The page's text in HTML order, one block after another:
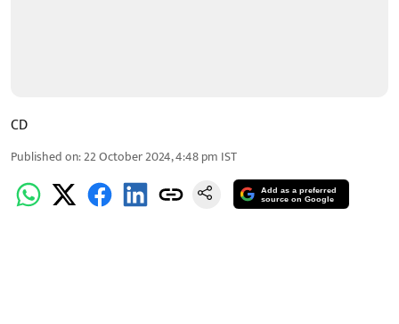
CD
Published on:22 October 2024, 4:48 pm IST
Add as a preferred
source on Google